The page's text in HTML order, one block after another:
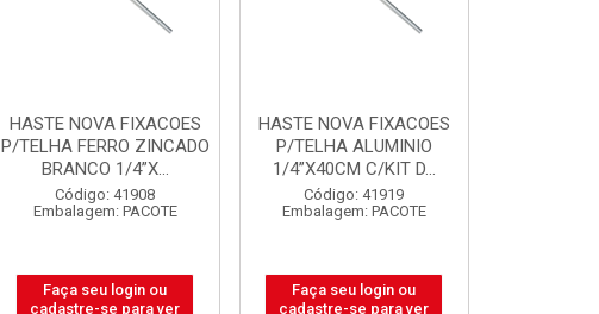
HASTE NOVA FIXACOES
P/TELHA FERRO ZINCADO
BRANCO 1/4”X...
Código: 41908
Embalagem: PACOTE
Faça seu login ou
cadastre-se para ver
HASTE NOVA FIXACOES
P/TELHA ALUMINIO
1/4”X40CM C/KIT D...
Código: 41919
Embalagem: PACOTE
Faça seu login ou
cadastre-se para ver